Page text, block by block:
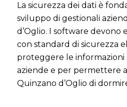
La sicurezza dei dati è
sviluppo di gestionali
d’Oglio. I software devono
con standard di sicurezza
proteggere le informazioni
aziende e per permettere
Quinzano d’Oglio di